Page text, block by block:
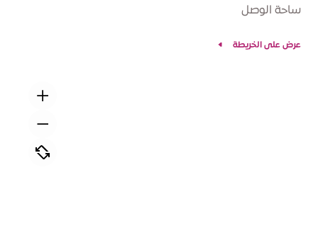
ساحة الوصل
عرض على الخريطة